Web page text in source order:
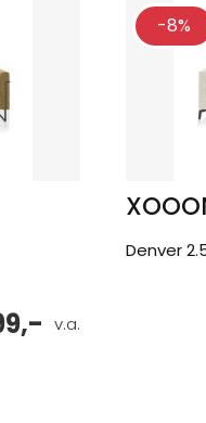
v.a.
-8%
Denver